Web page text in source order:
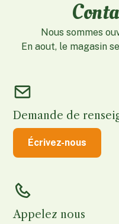
Nous sommes
En aout, le magasin
Demande de
Écrivez-nous
Appelez nous